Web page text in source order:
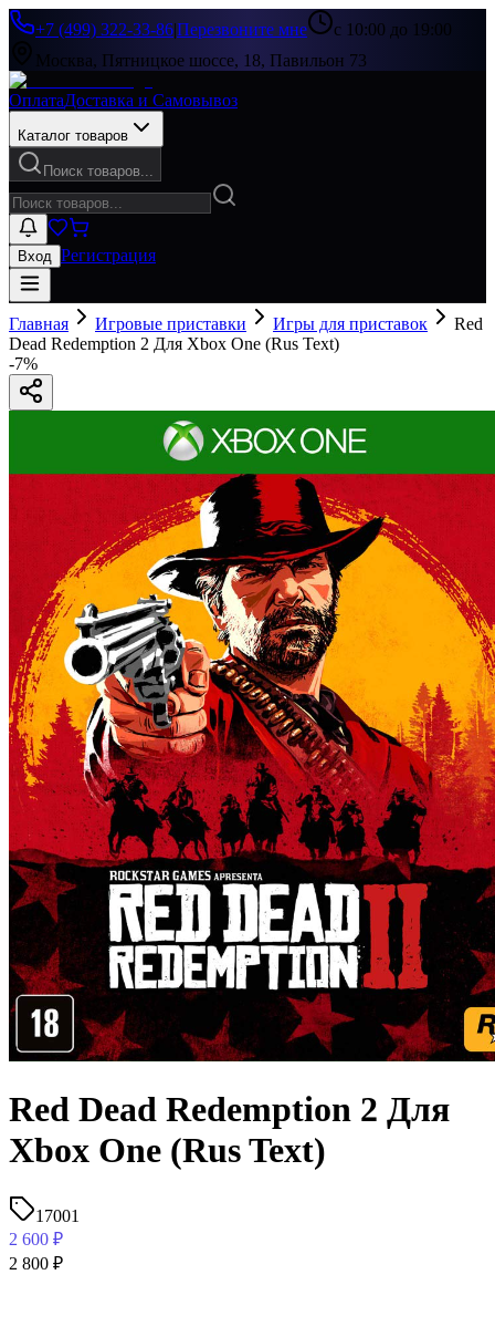
+7 (499) 322-33-86|Перезвоните мне
с 10:00 до 19:00
Москва, Пятницкое шоссе, 18, Павильон 73
ОплатаДоставка и Самовывоз
Каталог товаров
Поиск товаров...
Вход Регистрация
Главная Игровые приставки Игры для приставок
Red
Dead Redemption 2 Для Xbox One (Rus Text)
-7%
Red Dead Redemption 2 Для
Xbox One (Rus Text)
17001
2 600 ₽
2 800 ₽